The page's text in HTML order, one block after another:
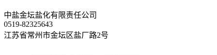
中盐金坛盐化有限责任公司
0519-82325643
江苏省常州市金坛区盐厂路2号